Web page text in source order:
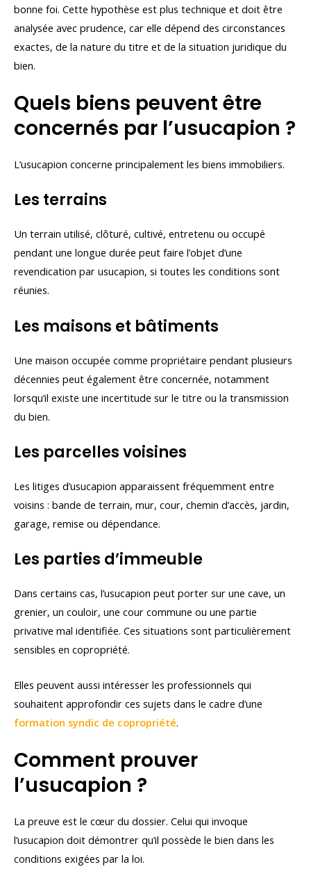
bonne foi. Cette hypothèse est plus technique et doit être
analysée avec prudence, car elle dépend des circonstances
exactes, de la nature du titre et de la situation juridique du
bien.
Quels biens peuvent être
concernés par l’usucapion ?
L’usucapion concerne principalement les biens immobiliers.
Les terrains
Un terrain utilisé, clôturé, cultivé, entretenu ou occupé
pendant une longue durée peut faire l’objet d’une
revendication par usucapion, si toutes les conditions sont
réunies.
Les maisons et bâtiments
Une maison occupée comme propriétaire pendant plusieurs
décennies peut également être concernée, notamment
lorsqu’il existe une incertitude sur le titre ou la transmission
du bien.
Les parcelles voisines
Les litiges d’usucapion apparaissent fréquemment entre
voisins : bande de terrain, mur, cour, chemin d’accès, jardin,
garage, remise ou dépendance.
Les parties d’immeuble
Dans certains cas, l’usucapion peut porter sur une cave, un
grenier, un couloir, une cour commune ou une partie
privative mal identifiée. Ces situations sont particulièrement
sensibles en copropriété.
Elles peuvent aussi intéresser les professionnels qui
souhaitent approfondir ces sujets dans le cadre d’une
formation syndic de copropriété.
Comment prouver
l’usucapion ?
La preuve est le cœur du dossier. Celui qui invoque
l’usucapion doit démontrer qu’il possède le bien dans les
conditions exigées par la loi.